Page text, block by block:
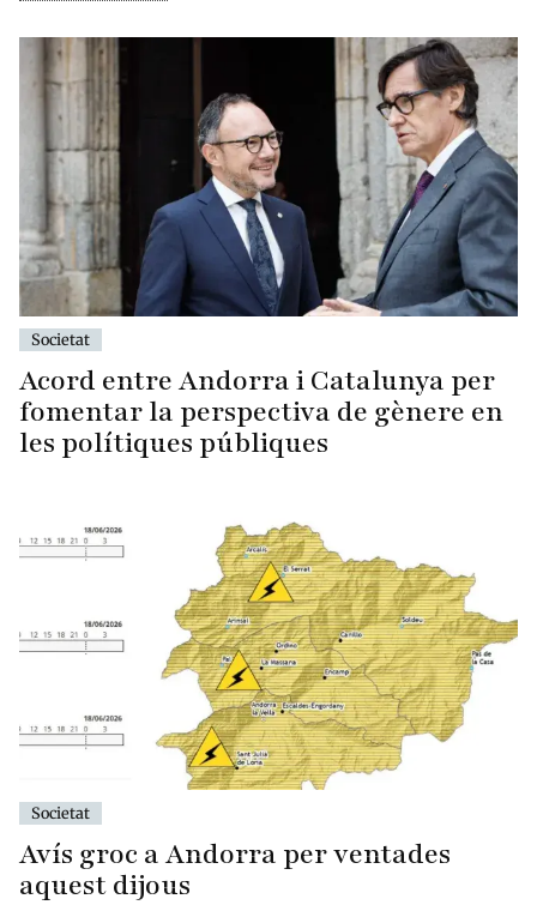
Societat
Acord entre Andorra i Catalunya per
fomentar la perspectiva de gènere en
les polítiques públiques
Societat
Avís groc a Andorra per ventades
aquest dijous